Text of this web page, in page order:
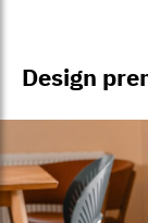
Design